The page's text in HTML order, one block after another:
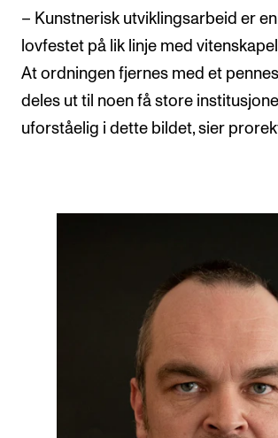
– Kunstnerisk utviklingsarbeid er
lovfestet på lik linje med
At ordningen fjernes med et
deles ut til noen få store
uforståelig i dette bildet, sier